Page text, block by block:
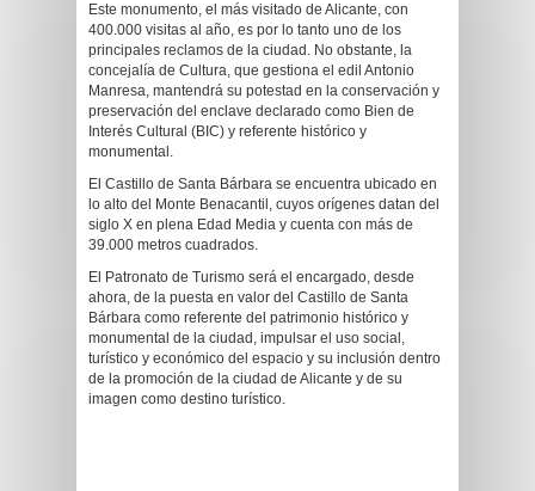
Este monumento, el más visitado de Alicante, con
400.000 visitas al año, es por lo tanto uno de los
principales reclamos de la ciudad. No obstante, la
concejalía de Cultura, que gestiona el edil Antonio
Manresa, mantendrá su potestad en la conservación y
preservación del enclave declarado como Bien de
Interés Cultural (BIC) y referente histórico y
monumental.
El Castillo de Santa Bárbara se encuentra ubicado en
lo alto del Monte Benacantil, cuyos orígenes datan del
siglo X en plena Edad Media y cuenta con más de
39.000 metros cuadrados.
El Patronato de Turismo será el encargado, desde
ahora, de la puesta en valor del Castillo de Santa
Bárbara como referente del patrimonio histórico y
monumental de la ciudad, impulsar el uso social,
turístico y económico del espacio y su inclusión dentro
de la promoción de la ciudad de Alicante y de su
imagen como destino turístico.